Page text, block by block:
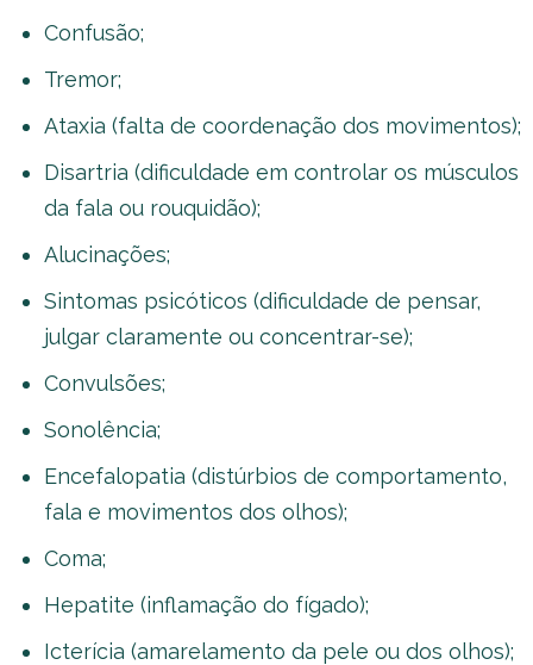
Confusão;
Tremor;
Ataxia (falta de coordenação dos movimentos);
Disartria (dificuldade em controlar os músculos
da fala ou rouquidão);
Alucinações;
Sintomas psicóticos (dificuldade de pensar,
julgar claramente ou concentrar-se);
Convulsões;
Sonolência;
Encefalopatia (distúrbios de comportamento,
fala e movimentos dos olhos);
Coma;
Hepatite (inflamação do fígado);
Icterícia (amarelamento da pele ou dos olhos);